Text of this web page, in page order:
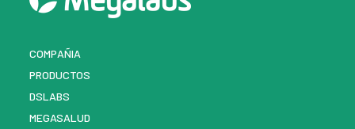
COMPAÑIA
PRODUCTOS
DSLABS
MEGASALUD